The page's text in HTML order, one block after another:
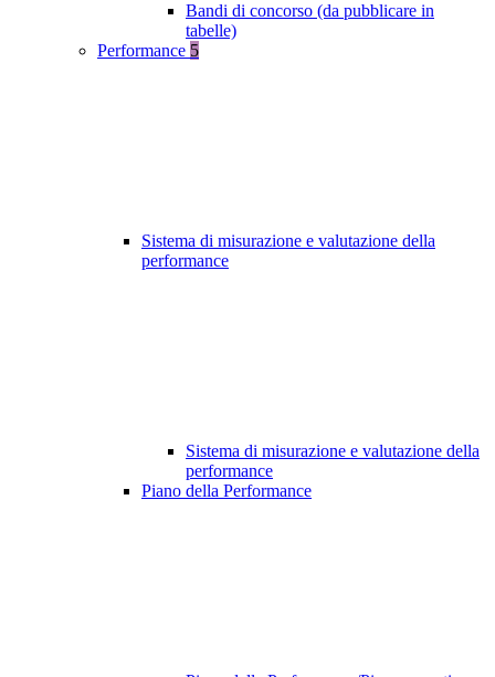
Bandi di concorso (da pubblicare in
tabelle)
Performance 5
Sistema di misurazione e valutazione della
performance
Sistema di misurazione e valutazione della
performance
Piano della Performance